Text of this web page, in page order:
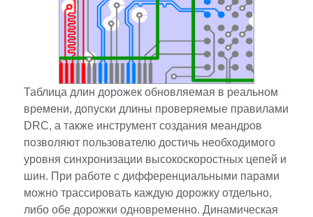
Таблица длин дорожек обновляемая в реальном
времени, допуски длины проверяемые правилами
DRC, а также инструмент создания меандров
позволяют пользователю достичь необходимого
уровня синхронизации высокоскоростных цепей и
шин. При работе с дифференциальными парами
можно трассировать каждую дорожку отдельно,
либо обе дорожки одновременно. Динамическая